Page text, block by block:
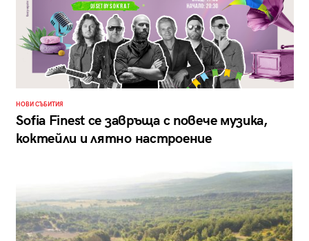
НОВИ СЪБИТИЯ
Sofia Finest се завръща с повече музика,
коктейли и лятно настроение